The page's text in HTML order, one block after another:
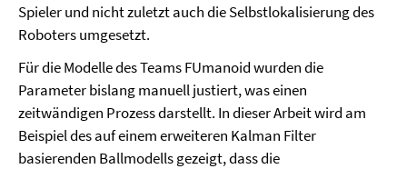
Spieler und nicht zuletzt auch die Selbstlokalisierung des
Roboters umgesetzt.
Für die Modelle des Teams FUmanoid wurden die
Parameter bislang manuell justiert, was einen
zeitwändigen Prozess darstellt. In dieser Arbeit wird am
Beispiel des auf einem erweiteren Kalman Filter
basierenden Ballmodells gezeigt, dass die